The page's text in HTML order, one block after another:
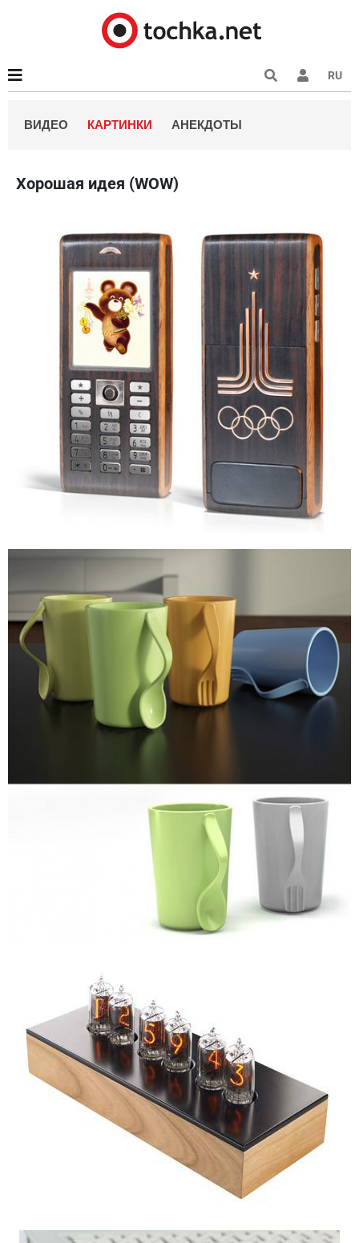
RU
ВИДЕО КАРТИНКИ АНЕКДОТЫ
Хорошая идея (WOW)